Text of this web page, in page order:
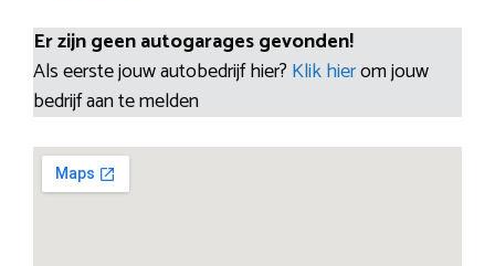
Er zijn geen autogarages gevonden!
Als eerste jouw autobedrijf hier? Klik hierom jouw
bedrijf aan te melden